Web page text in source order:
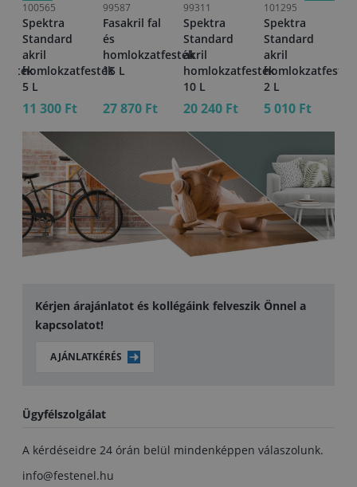
100565
Spektra
Standard
akril
homlokzatfesték
5 L
11 300 Ft
99587
Fasakril fal
és
homlokzatfesték
15 L
27 870 Ft
99311
Spektra
Standard
akril
homlokzatfesték
10 L
20 240 Ft
101295
Spektra
Standard
akril
homlokzatfesték
2 L
5 010 Ft
Kérjen árajánlatot és kollégáink felveszik Önnel a
kapcsolatot!
AJÁNLATKÉRÉS
Ügyfélszolgálat
A kérdéseidre 24 órán belül mindenképpen válaszolunk.
info@festenel.hu